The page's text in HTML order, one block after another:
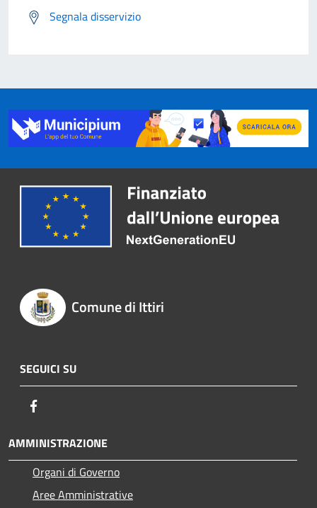
Segnala disservizio
Comune di Ittiri
SEGUICI SU
AMMINISTRAZIONE
Organi di Governo
Aree Amministrative